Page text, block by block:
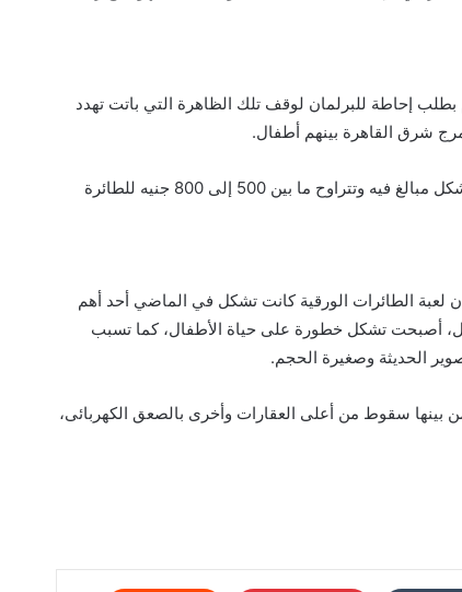
إحاطة للبرلمان لوقف تلك الظاهرة التي باتت تهدد
وأضاف أن الظاهرة باتت مقلقة، فضلا عن أن أسعارها تضاعفت، وبشكل مبالغ فيه وتتراوح ما بين 500 إلى 800 جنيه للطائرة
لعبة الطائرات الورقية كانت تشكل في الماضي أحد أهم
أصبحت تشكل خطورة على حياة الأطفال، كما تسبب
الحديثة وصغيرة الحجم.
بينها سقوط من أعلى العقارات وأخرى بالصعق الكهربائى،